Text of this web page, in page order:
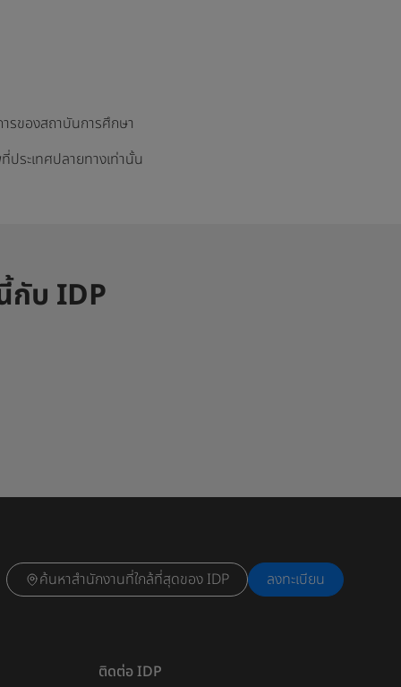
ารของสถาบันการศึกษา
ประเทศปลายทางเท่านั้น
กับ IDP
ค้นหาสำนักงานที่ใกล้ที่สุดของ IDP ลงทะเบียน
ติดต่อ IDP